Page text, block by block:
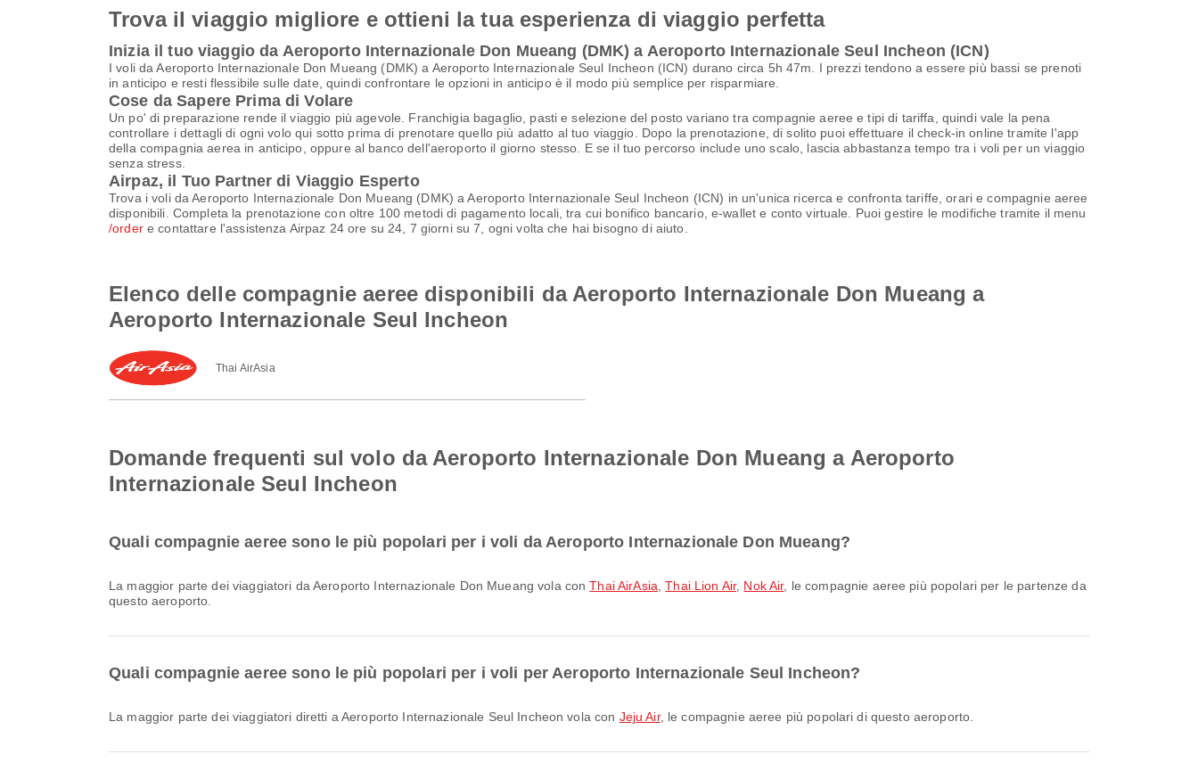
Trova il viaggio migliore e ottieni la tua esperienza di viaggio perfetta
Inizia il tuo viaggio da Aeroporto Internazionale Don Mueang (DMK) a Aeroporto Internazionale Seul Incheon (ICN)
I voli da Aeroporto Internazionale Don Mueang (DMK) a Aeroporto Internazionale Seul Incheon (ICN) durano circa 5h 47m. I prezzi tendono a essere più bassi se prenoti
in anticipo e resti flessibile sulle date, quindi confrontare le opzioni in anticipo è il modo più semplice per risparmiare.
Cose da Sapere Prima di Volare
Un po' di preparazione rende il viaggio più agevole. Franchigia bagaglio, pasti e selezione del posto variano tra compagnie aeree e tipi di tariffa, quindi vale la pena
controllare i dettagli di ogni volo qui sotto prima di prenotare quello più adatto al tuo viaggio. Dopo la prenotazione, di solito puoi effettuare il check-in online tramite l'app
della compagnia aerea in anticipo, oppure al banco dell'aeroporto il giorno stesso. E se il tuo percorso include uno scalo, lascia abbastanza tempo tra i voli per un viaggio
senza stress.
Airpaz, il Tuo Partner di Viaggio Esperto
Trova i voli da Aeroporto Internazionale Don Mueang (DMK) a Aeroporto Internazionale Seul Incheon (ICN) in un'unica ricerca e confronta tariffe, orari e compagnie aeree
disponibili. Completa la prenotazione con oltre 100 metodi di pagamento locali, tra cui bonifico bancario, e-wallet e conto virtuale. Puoi gestire le modifiche tramite il menu
/ordere contattare l'assistenza Airpaz 24 ore su 24, 7 giorni su 7, ogni volta che hai bisogno di aiuto.
Elenco delle compagnie aeree disponibili da Aeroporto Internazionale Don Mueang a
Aeroporto Internazionale Seul Incheon
Thai AirAsia
Domande frequenti sul volo da Aeroporto Internazionale Don Mueang a Aeroporto
Internazionale Seul Incheon
Quali compagnie aeree sono le più popolari per i voli da Aeroporto Internazionale Don Mueang?
La maggior parte dei viaggiatori da Aeroporto Internazionale Don Mueang vola conThai AirAsia ,Thai Lion Air, Nok Air, le compagnie aeree più popolari per le partenze da
questo aeroporto.
Quali compagnie aeree sono le più popolari per i voli per Aeroporto Internazionale Seul Incheon?
La maggior parte dei viaggiatori diretti a Aeroporto Internazionale Seul Incheon vola con Jeju Air, le compagnie aeree più popolari di questo aeroporto.